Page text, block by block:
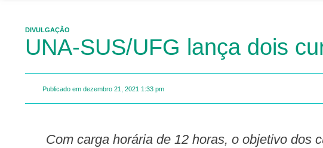
DIVULGAÇÃO
UNA-SUS/UFG lança dois
Publicado em dezembro 21, 2021 1:33 pm
Com carga horária de 12 horas, o objetivo dos cursos é capacitar profissionais para criar e apoiar Programas de Residência